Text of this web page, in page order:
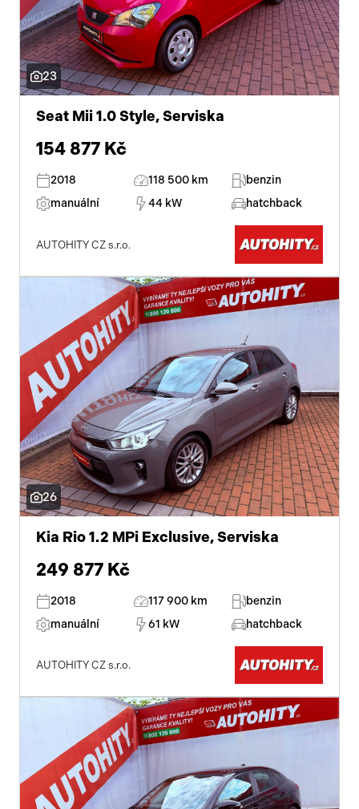
23
Seat Mii 1.0 Style, Serviska
154 877 Kč
2018 118 500 km
benzin
manuální
44 kW hatchback
AUTOHITY CZ s.r.o.
26
Kia Rio 1.2 MPi Exclusive, Serviska
249 877 Kč
2018 117 900 km
benzin
manuální
61 kW hatchback
AUTOHITY CZ s.r.o.